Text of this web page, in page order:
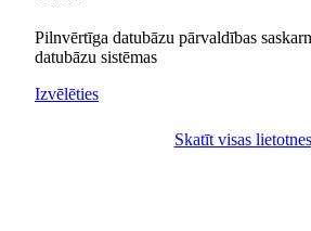
Pilnvērtīga datubāzu pārvaldības
datubāzu sistēmas
Izvēlēties
Skatīt visas lietotnes